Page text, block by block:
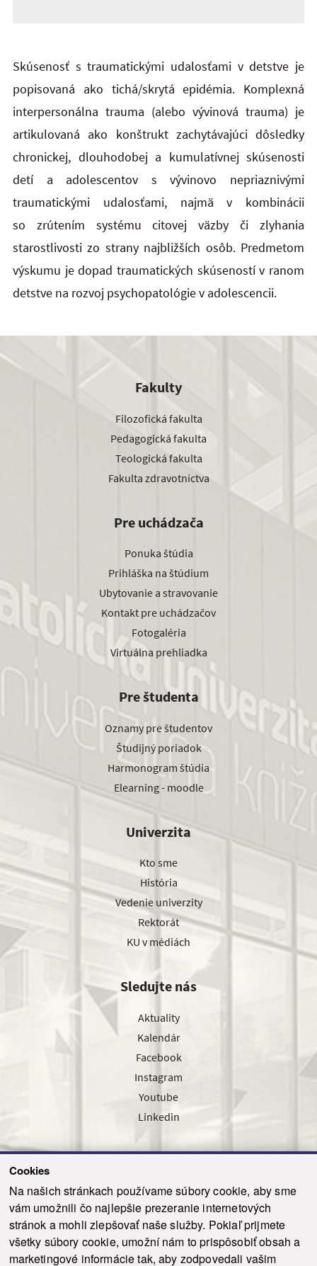
Cookies
Na našich stránkach používame súbory cookie, aby sme
vám umožnili čo najlepšie prezeranie internetových
stránok a mohli zlepšovať naše služby. Pokiaľ prijmete
všetky súbory cookie, umožní nám to prispôsobiť obsah a
marketingové informácie tak, aby zodpovedali vašim
Skúsenosť s traumatickými udalosťami v detstve je
popisovaná ako tichá/skrytá epidémia. Komplexná
interpersonálna trauma (alebo vývinová trauma) je
artikulovaná ako konštrukt zachytávajúci dôsledky
chronickej, dlouhodobej a kumulatívnej skúsenosti
detí a adolescentov s vývinovo nepriaznivými
traumatickými udalosťami, najmä v kombinácii
so zrútením systému citovej väzby či zlyhania
starostlivosti zo strany najbližších osôb. Predmetom
výskumu je dopad traumatických skúseností v ranom
detstve na rozvoj psychopatológie v adolescencii.
Fakulty
Filozofická fakulta
Pedagogická fakulta
Teologická fakulta
Fakulta zdravotníctva
Pre uchádzača
Ponuka štúdia
Prihláška na štúdium
Ubytovanie a stravovanie
Kontakt pre uchádzačov
Fotogaléria
Virtuálna prehliadka
Pre študenta
Oznamy pre študentov
Študijný poriadok
Harmonogram štúdia
Elearning - moodle
Univerzita
Kto sme
História
Vedenie univerzity
Rektorát
KU v médiách
Sledujte nás
Aktuality
Kalendár
Facebook
Instagram
Youtube
Linkedin
Odoslať